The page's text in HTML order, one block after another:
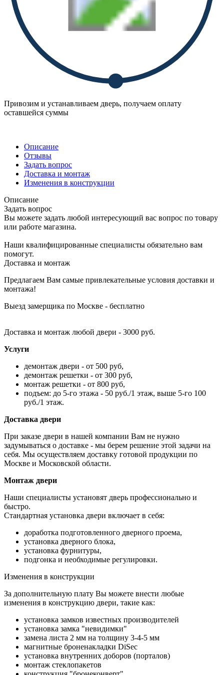
Привозим и устанавливаем дверь, получаем оплату
оставшейся суммы
Описание
Отзывы
Задать вопрос
Доставка и монтаж
Изменения в конструкции
Описание
Задать вопрос
Вы можете задать любой интересующий вас вопрос по товару
или работе магазина.
Наши квалифицированные специалисты обязательно вам
помогут.
Доставка и монтаж
Предлагаем Вам самые привлекательные условия доставки и
монтажа!
Выезд замерщика по Москве - бесплатно
Доставка и монтаж любой двери - 3000 руб.
Услуги
демонтаж двери - от 500 руб,
демонтаж решетки - от 300 руб,
монтаж решетки - от 800 руб,
подъем: до 5-го этажа - 50 руб./1 этаж, выше 5-го 100
руб./1 этаж.
Доставка двери
При заказе двери в нашей компании Вам не нужно
задумываться о доставке - мы берем решение этой задачи на
себя. Мы осуществляем доставку готовой продукции по
Москве и Московской области.
Монтаж двери
Наши специалисты установят дверь профессионально и
быстро.
Стандартная установка двери включает в себя:
доработка подготовленного дверного проема,
установка дверного блока,
установка фурнитуры,
подгонка и необходимые регулировки.
Изменения в конструкции
За дополнительную плату Вы можете внести любые
изменения в конструкцию двери, такие как:
установка замков известных производителей
установка замка "невидимки"
замена листа 2 мм на толщину 3-4-5 мм
магнитные броненакладки DiSec
установка внутренних доборов (порталов)
монтаж стеклопакетов